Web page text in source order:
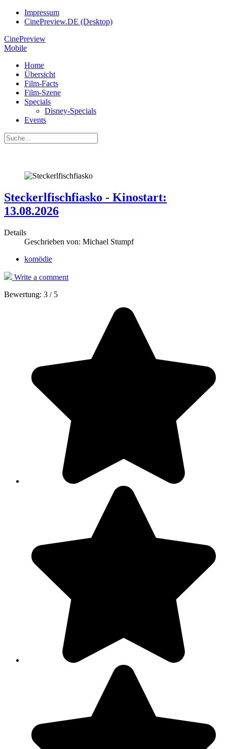
Impressum
CinePreview.DE (Desktop)
CinePreview
Mobile
Home
Übersicht
Film-Facts
Film-Szene
Specials
Disney-Specials
Events
Steckerlfischfiasko - Kinostart:
13.08.2026
Details
Geschrieben von: Michael Stumpf
komödie
Write a comment
Bewertung: 3 / 5